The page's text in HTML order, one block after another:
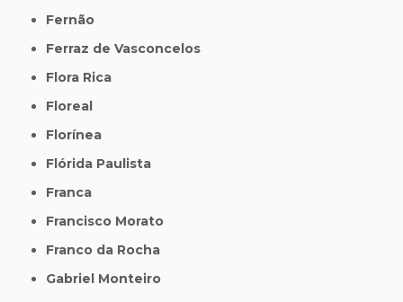
Fernão
Ferraz de Vasconcelos
Flora Rica
Floreal
Florínea
Flórida Paulista
Franca
Francisco Morato
Franco da Rocha
Gabriel Monteiro